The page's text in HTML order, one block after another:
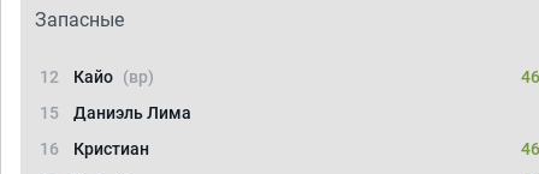
Запасные
12 Кайо (вр)
15
Даниэль Лима
16
Кристиан